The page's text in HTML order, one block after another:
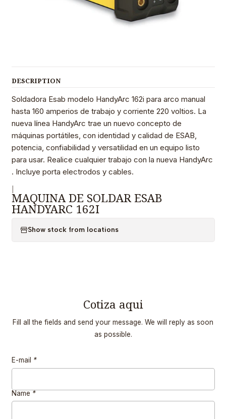
DESCRIPTION
Soldadora Esab modelo HandyArc 162i para arco manual
hasta 160 amperios de trabajo y corriente 220 voltios. La
nueva línea HandyArc trae un nuevo concepto de
máquinas portátiles, con identidad y calidad de ESAB,
potencia, confiabilidad y versatilidad en un equipo listo
para usar. Realice cualquier trabajo con la nueva HandyArc
. Incluye porta electrodos y cables.
MAQUINA DE SOLDAR ESAB
HANDYARC 162I
Show stock from locations
Cotiza aqui
Fill all the fields and send your message. We will reply as soon
as possible.
E-mail *
Name *